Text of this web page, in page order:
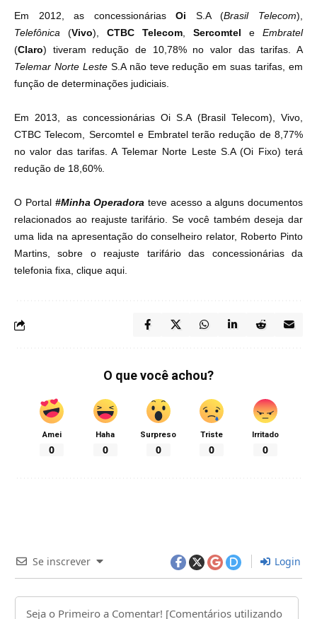
Em 2012, as concessionáriasOi S.A (Brasil Telecom),
Telefônica (Vivo), CTBC Telecom Sercomtel e Embratel
(Claro) tiveram redução de 10,78% no valor das tarifas. A
Telemar Norte LesteS.A não teve redução em suas tarifas, em
função de determinações judiciais.
Em 2013, as concessionárias Oi S.A (Brasil Telecom), Vivo,
CTBC Telecom, Sercomtel e Embratel terão redução de 8,77%
no valor das tarifas. A Telemar Norte Leste S.A (Oi Fixo) terá
redução de 18,60%.
O Portal #Minha Operadora teve acesso a alguns documentos
relacionados ao reajuste tarifário. Se você também deseja dar
uma lida na apresentação do conselheiro relator, Roberto Pinto
Martins, sobre o reajuste tarifário das concessionárias da
telefonia fixa, clique aqui
O que você achou?
Amei
0
Haha
0
Surpreso
0
Triste
0
Irritado
0
Se inscrever Login